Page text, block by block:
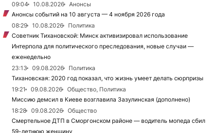
09:04
10.08.2026
Анонсы
Анонсы событий на 10 августа — 4 ноября 2026 года
08:29
10.08.2026
Политика
Советник Тихановской: Минск активизировал использование
Интерпола для политического преследования, новые случаи —
еженедельно
23:13
09.08.2026
Политика
Тихановская: 2020 год показал, что жизнь умеет делать сюрпризы
19:21
09.08.2026
Общество, Политика
Миссию демсил в Киеве возглавила Зазулинская (дополнено)
18:28
09.08.2026
Общество
Смертельное ДТП в Сморгонском районе — водитель мопеда сбил
59-летнюю женщину